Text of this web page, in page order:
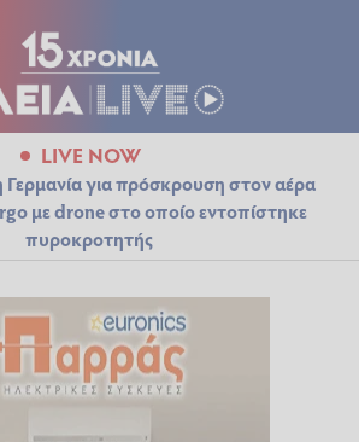
LIVE NOW
για πρόσκρουση στον αέρα
με drone στο οποίο εντοπίστηκε
πυροκροτητής